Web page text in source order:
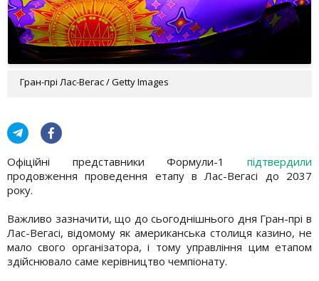
Гран-прі Лас-Вегас / Getty Images
Офіційні представники Формули-1 підтвердили
продовження проведення етапу в Лас-Вегасі до 2037
року.
Важливо зазначити, що до сьогоднішнього дня Гран-прі в
Лас-Вегасі, відомому як американська столиця казино, не
мало свого організатора, і тому управління цим етапом
здійснювало саме керівництво чемпіонату.